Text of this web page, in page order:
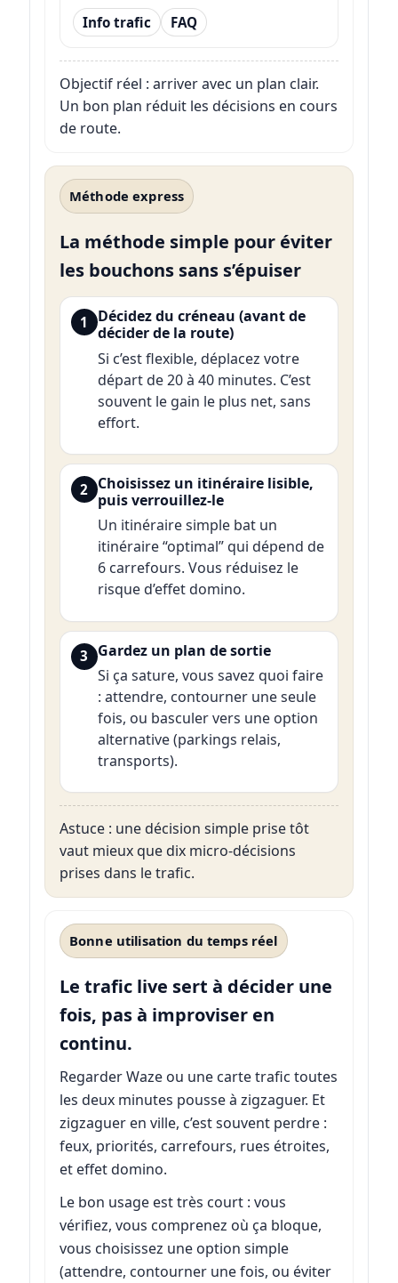
Info trafic FAQ
Objectif réel : arriver avec un plan clair.
Un bon plan réduit les décisions en cours
de route.
Méthode express
La méthode simple pour éviter
les bouchons sans s’épuiser
1
Décidez du créneau (avant de
décider de la route)
Si c’est flexible, déplacez votre
départ de 20 à 40 minutes. C’est
souvent le gain le plus net, sans
effort.
2 Choisissez un itinéraire lisible,
puis verrouillez-le
Un itinéraire simple bat un
itinéraire “optimal” qui dépend de
6 carrefours. Vous réduisez le
risque d’effet domino.
3 Gardez un plan de sortie
Si ça sature, vous savez quoi faire
: attendre, contourner une seule
fois, ou basculer vers une option
alternative (parkings relais,
transports).
Astuce : une décision simple prise tôt
vaut mieux que dix micro-décisions
prises dans le trafic.
Bonne utilisation du temps réel
Le trafic live sert à décider une
fois, pas à improviser en
continu.
Regarder Waze ou une carte trafic toutes
les deux minutes pousse à zigzaguer. Et
zigzaguer en ville, c’est souvent perdre :
feux, priorités, carrefours, rues étroites,
et effet domino.
Le bon usage est très court : vous
vérifiez, vous comprenez où ça bloque,
vous choisissez une option simple
(attendre, contourner une fois, ou éviter